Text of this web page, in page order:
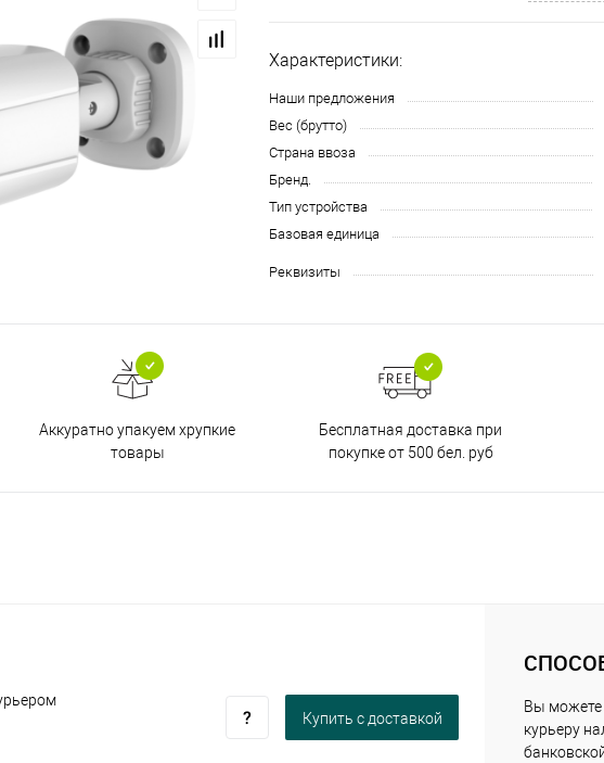
Характеристики:
Наши предложения
Вес (брутто)
Страна ввоза
Бренд.
Тип устройства
Базовая единица
Реквизиты
Аккуратно упакуем хрупкие
товары
Бесплатная доставка при
покупке от 500 бел. руб
Купить c доставкой
Вы можете
курьеру